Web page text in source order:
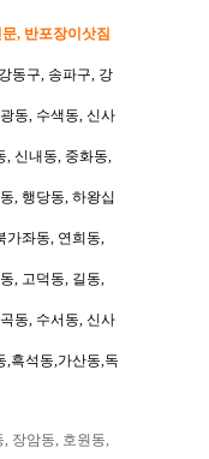
, 반포장이삿짐
동구, 송파구, 강
동, 수색동, 신사
, 신내동, 중화동,
, 행당동, 하왕십
가좌동, 연희동,
, 고덕동, 길동,
동, 수서동, 신사
,흑석동,가산동,독
장암동, 호원동,